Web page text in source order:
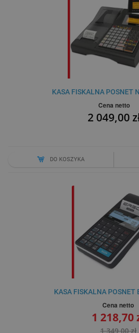
KASA FISKALNA POSNET
Cena netto
2 049,00
DO KOSZYKA
KASA FISKALNA POSNET
Cena netto
1 218,70
1 349,00 zł